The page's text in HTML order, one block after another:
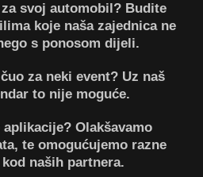
svoj automobil? Budite
koje naša zajednica ne
s ponosom dijeli.
za neki event? Uz naš
to nije moguće.
aplikacije? Olakšavamo
te omogućujemo razne
naših partnera.